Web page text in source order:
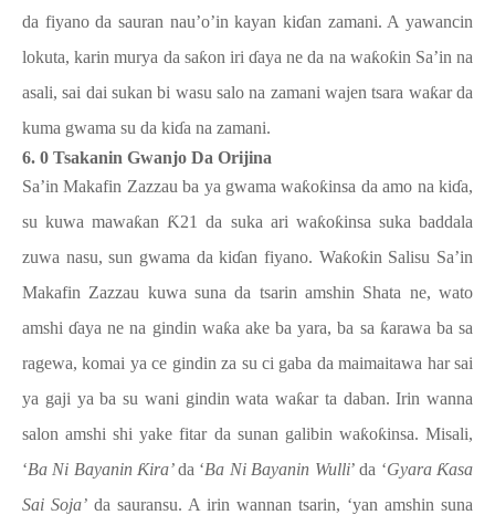
da fiyano da sauran nau’o’in kayan kiɗan zamani. A yawancin
lokuta, karin murya da saƙon iriɗaya ne da na waƙoƙin Sa’in na
asali, sai dai sukan bi wasu salo na zamani wajen tsara waƙar da
kuma gwama su da kiɗa na zamani.
6. 0 Tsakanin Gwanjo Da Orijina
Sa’in Makafin Zazzau ba ya gwama waƙoƙinsa da amo na kiɗa,
su kuwa mawaƙan Ƙ21 da suka ari waƙoƙinsa suka baddala
zuwa nasu, sun gwama da kiɗan fiyano. Waƙoƙin Salisu Sa’in
Makafin Zazzau kuwa suna da tsarin amshin Shata ne, wato
amshiɗaya ne na gindin waƙa ake ba yara, ba sa ƙarawa ba sa
ragewa, komai ya ce gindin za su ci gaba da maimaitawa har sai
ya gaji ya ba su wani gindin wata waƙar ta daban. Irin wanna
salon amshi shi yake fitar da sunan galibin waƙoƙinsa. Misali,
‘Ba Ni Bayanin Ƙira’da ‘Ba Ni Bayanin Wulli’ da ‘Gyara Ƙasa
Sai Soja’ da sauransu. A irin wannan tsarin, ‘yan amshin suna